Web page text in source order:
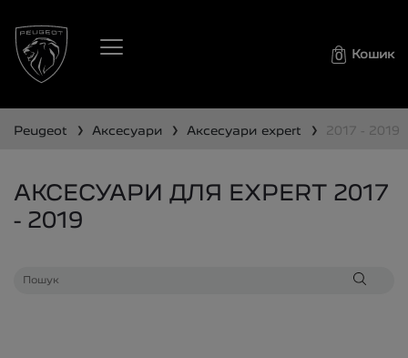
0 Кошик
peugeot ❯ аксесуари ❯ аксесуари expert ❯ 2017 - 2019
АКСЕСУАРИ ДЛЯ EXPERT 2017
- 2019